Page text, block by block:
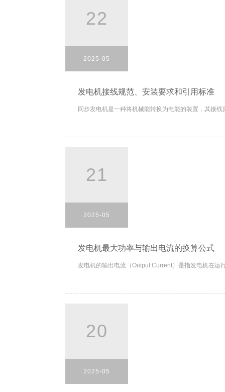
22
2025-05
发电机接线规范、安装要求和引用标准
同步发电机是一种将机械能转换为电能的装置，其接
21
2025-05
发电机最大功率与输出电流的换算公式
发电机的输出电流（Output Current）是指发电机在运
20
2025-05